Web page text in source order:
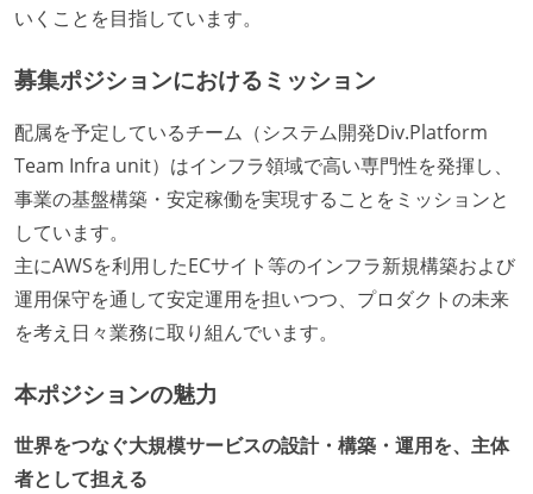
いくことを目指しています。
募集ポジションにおけるミッション
配属を予定しているチーム（システム開発Div.Platform
Team Infra unit）はインフラ領域で高い専門性を発揮し、
事業の基盤構築・安定稼働を実現することをミッションと
しています。
主にAWSを利用したECサイト等のインフラ新規構築および
運用保守を通して安定運用を担いつつ、プロダクトの未来
を考え日々業務に取り組んでいます。
本ポジションの魅力
世界をつなぐ大規模サービスの設計・構築・運用を、主体
者として担える